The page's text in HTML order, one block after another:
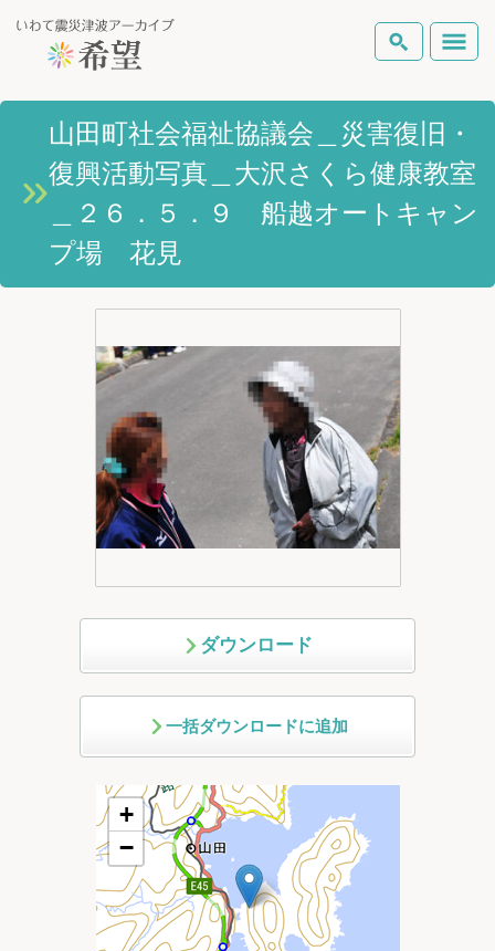
いわて震災津波アーカイブとは
岩手県の被害状況
復興の軌跡
Foreign Laguage
検索
テーマから探す 地図から探す 詳細検索
山田町社会福祉協議会＿災害復旧・
復興活動写真＿大沢さくら健康教室
＿２６．５．９ 船越オートキャン
プ場 花見
ダウンロード
一括ダウンロードに追加
+
−